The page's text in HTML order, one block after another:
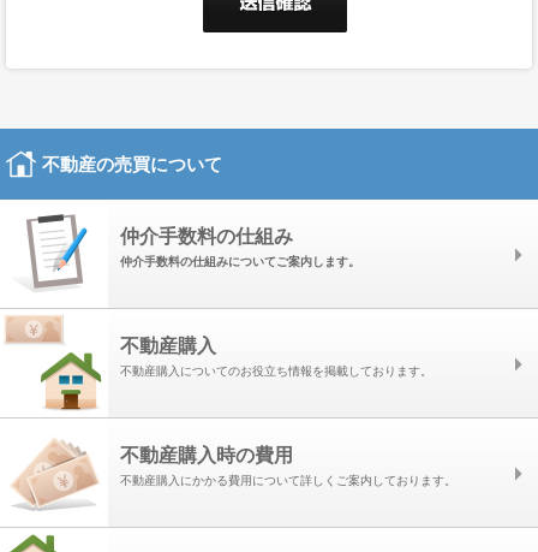
聞きする場合がございます。お客様から提供いただいた個人情報は、当社
の商品やサービスおよび関連情報を提供する目的、当社の商品やサービス
第三者への開示
本サイトを通じてお客様から提供いただいた個人情報は、以下の場合を除
■お客様にご承諾いただいた場合
■お客様からのお問い合わせ内容等が、関連会社から回答または対応する
ことが適切と当社が判断した場合
■法令等に基づく要請に応じる場合
セキュリティ
当社は、個人情報に対する不正なアクセスや、個人情報の消失・破壊・改
で、個人情報を管理いたします。
不特定情報の収集
本サイトの一部においては、提供するサービスレベルを向上させる目的の
ため、お客様が本サイトのどのページに訪問されたか、あるいはどのドメ
不動産の売買について
仲介手数料の仕組み
仲介手数料の仕組みについてご案内します。
不動産購入
不動産購入についてのお役立ち情報を掲載しております。
不動産購入時の費用
不動産購入にかかる費用について詳しくご案内しております。